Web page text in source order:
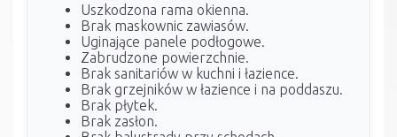
Uszkodzona rama okienna.
Brak maskownic zawiasów.
Uginające panele podłogowe.
Zabrudzone powierzchnie.
Brak sanitariów w kuchni i łazience.
Brak grzejników w łazience i na poddaszu.
Brak płytek.
Brak zasłon.